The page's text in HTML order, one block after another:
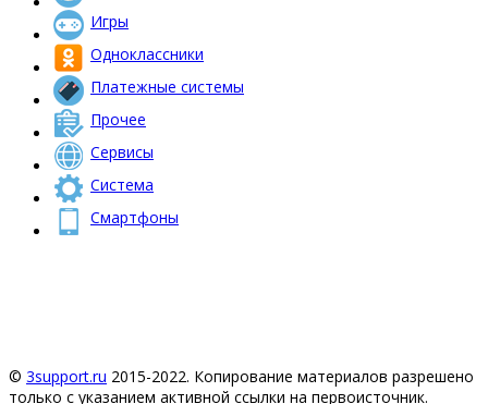
Игры
Одноклассники
Платежные системы
Прочее
Сервисы
Система
Смартфоны
© 3support.ru 2015-2022. Копирование материалов разрешено
только с указанием активной ссылки на первоисточник.